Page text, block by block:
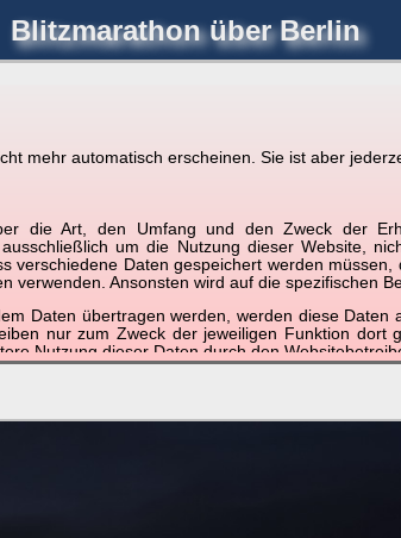
mehr automatisch erscheinen. Sie ist aber
die Art, den Umfang und den Zweck der
um die Nutzung dieser Website,
verschiedene Daten gespeichert werden
verwenden. Ansonsten wird auf die spezifischen
Daten übertragen werden, werden diese
nur zum Zweck der jeweiligen Funktion
Nutzung dieser Daten durch den
Ihre personenbezogenen Daten
oder “Verarbeitung”) finden Sie in Art. 4
Blitzmarathonüber Berlin
joerglorenz.de
tippen und sehen, wie weit die gewählte
auf Thumb zum Anzeigen.